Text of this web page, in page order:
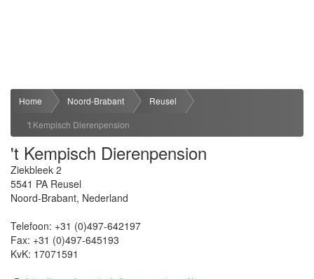
Home Noord-Brabant
Reusel
't Kempisch Dierenpension
't Kempisch Dierenpension
Ziekbleek 2
5541 PA Reusel
Noord-Brabant, Nederland
Telefoon: +31 (0)497-642197
Fax: +31 (0)497-645193
KvK: 17071591